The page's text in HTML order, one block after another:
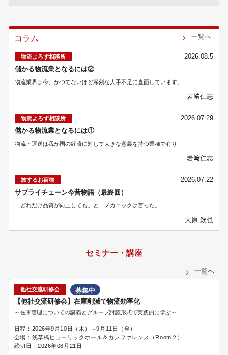
コラム
物流よろず相談所
2026.08.5
儲かる物流業となるには②
物流業界は今、かつてないほど深刻な人手不足に直面しています。
岩﨑仁志
物流よろず相談所
2026.07.29
儲かる物流業となるには①
物流・運送は我が国の経済に対して大きな意義を持つ業種で有り
岩﨑仁志
旅するお荷物
2026.07.22
サプライチェーン今昔物語（最終回）
「どれだけ品質が向上しても」と、メカニックは言った。
大原 欽也
一覧へ
セミナー・講座
一覧へ
他社交流研修会
募集中
【他社交流研修会】在庫削減で物流効率化
～在庫管理についての講義とグループ討議形式で実践的に学ぶ～
日程： 2026年9月10日（木）～9月11日（金）
会場： 浅草橋ヒューリックホール＆カンファレンス（Room２）
締切日：2026年08月21日